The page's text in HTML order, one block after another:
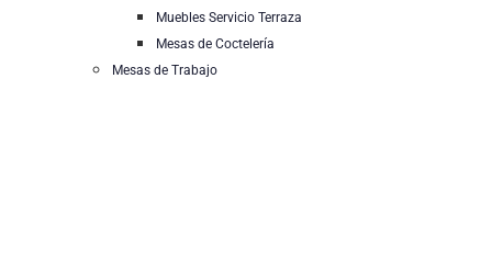
Muebles Servicio Terraza
Mesas de Coctelería
Mesas de Trabajo